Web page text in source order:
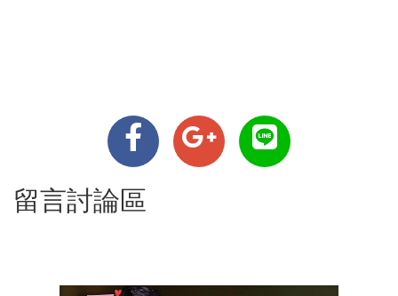
留言討論區